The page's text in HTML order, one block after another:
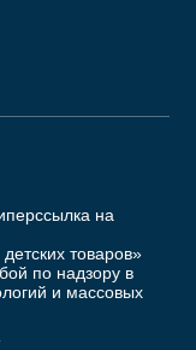
на
товаров»
по надзору в
и массовых